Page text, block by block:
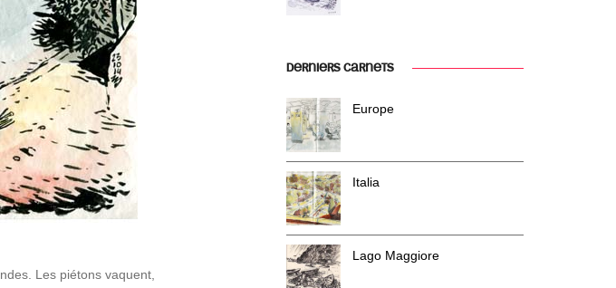
Les piétons vaquent,
DERNIERS CARNETS
Europe
Italia
Lago Maggiore